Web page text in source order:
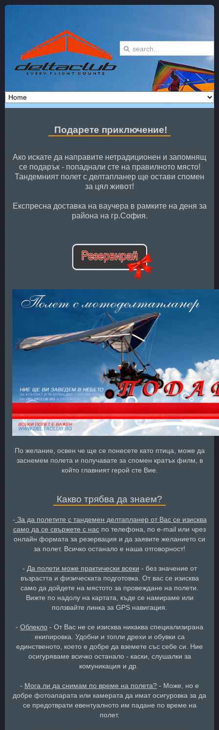
Подарете приключение!
Ако искате да направите нетрадиционен и запомнящ
се подарък - попаднали сте на правилното място!
Тандемният полет с делтапланер ще остави спомен
за цял живот!
Експресна доставка на ваучера в рамките на деня за
района на гр.София.
По желание, освен че ще се понесете като птица, може да
заснемем полета и получавате за спомен кратък филм, в
който главният герой сте Вие.
Какво трябва да знаем?
- За да полетите с тандемен делтапланер от Вас се изисква
само да се свържете с нас по телефона, по e-mail или чрез
онлайн формата за резервация и да заявите желанието си
за полет. Всичко останало е наша отговорност!
- Да полети може практически всеки - без значение от
възрастта и физическата подготовка. От вас се изисква
само да дойдете на мястото за провеждане на полети.
Вижте по надолу на картата, къде се намираме или
ползвайте линка за GPS навигация.
- Облекло - От Вас не се изисква никаква специализирана
екипировка. Удобни и топли дрехи и обувки са
единственото, което е добре да вземете със себе си. Ние
осигуряваме всичко останало - каски, слушалки за
комуникация и др.
- Мога ли да снимам по време на полета? - Може, но е
добре фотоапарата или камерата да имат осигуровка за да
се предотврати евентуалното им падане по време на
полет.